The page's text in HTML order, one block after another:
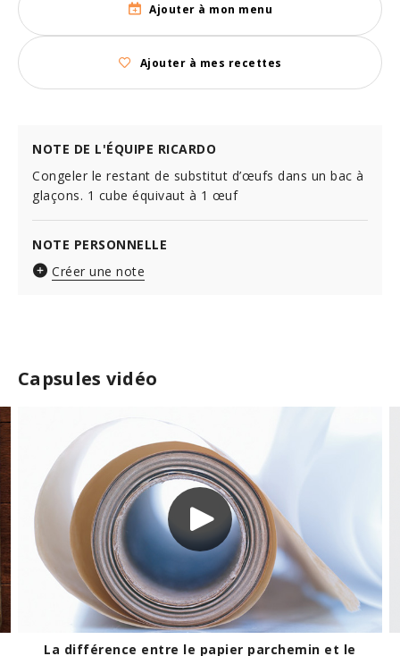
Capsules vidéo
et le Pour tester l'efficacité de la poudre à
Ajouter à mon menu
Ajouter à mes recettes
NOTE DE L'ÉQUIPE RICARDO
Congeler le restant de substitut d’œufs dans un bac à
glaçons. 1 cube équivaut à 1 œuf
NOTE PERSONNELLE
Créer une note